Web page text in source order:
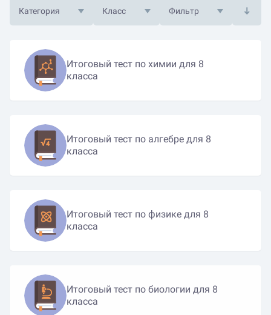
Категория Класс Фильтр
Итоговый тест по химии для 8
класса
Итоговый тест по алгебре для 8
класса
Итоговый тест по физике для 8
класса
Итоговый тест по биологии для 8
класса